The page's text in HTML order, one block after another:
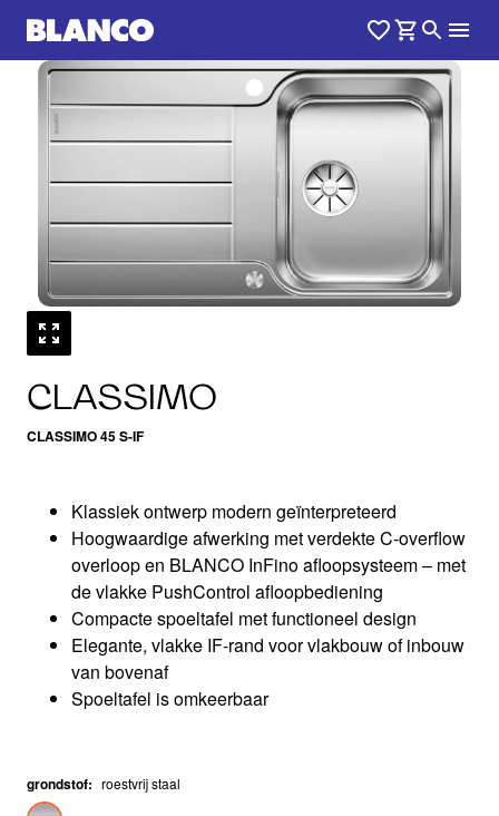
CLASSIMO
CLASSIMO 45 S-IF
1 /0
Klassiek ontwerp modern geïnterpreteerd
Hoogwaardige afwerking met verdekte C-overflow
overloop en BLANCO InFino afloopsysteem – met
de vlakke PushControl afloopbediening
Compacte spoeltafel met functioneel design
Elegante, vlakke IF-rand voor vlakbouw of inbouw
van bovenaf
Spoeltafel is omkeerbaar
grondstof: roestvrij staal